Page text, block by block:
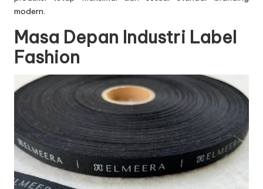
modern.
Masa Depan Industri Label
Fashion